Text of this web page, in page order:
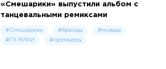
«Смешарики» выпустили альбом с
танцевальными ремиксами
#Смешарики #бренды
#музыка
#ГК РИКИ
#премьеры